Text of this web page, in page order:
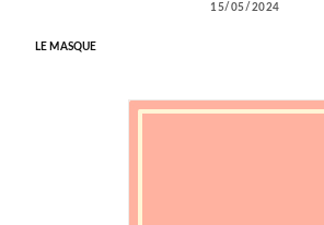
15/05/2024
LE MASQUE